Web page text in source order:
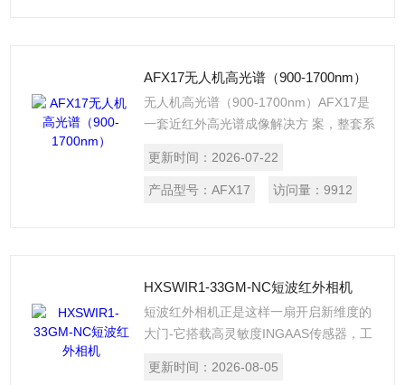
全与品控效率的核心解决方案。
AFX17无人机高光谱（900-1700nm）
无人机高光谱（900-1700nm）AFX17是
一套近红外高光谱成像解决方 案，整套系
小型计算机和一个 GNSS/IMU 组件。 该
款*解决方案重量仅为 2.1 kg，可搭载于
更新时间： 2026-07-22
产品型号： AFX17 访问量：9912
HXSWIR1-33GM-NC短波红外相机
短波红外相机正是这样一扇开启新维度的
大门-它搭载高灵敏度INGAAS传感器，工
见的光。
更新时间： 2026-08-05